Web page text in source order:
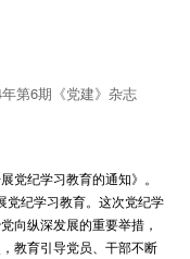
第6期《党建》杂志
党纪学习教育的通知》。
党纪学习教育。这次党纪学
向纵深发展的重要举措，
教育引导党员、干部不断